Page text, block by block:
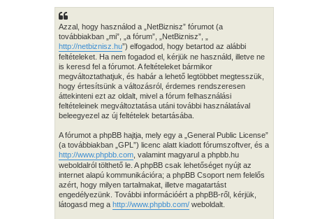
Azzal, hogy használod a „NetBiznisz” fórumot (a
továbbiakban „mi”, „a fórum”, „NetBiznisz”, „
http://netbiznisz.hu”) elfogadod, hogy betartod az alábbi
feltételeket. Ha nem fogadod el, kérjük ne használd, illetve ne
is keresd fel a fórumot. A feltételeket bármikor
megváltoztathatjuk, és habár a lehető legtöbbet megtesszük,
hogy értesítsünk a változásról, érdemes rendszeresen
áttekinteni ezt az oldalt, mivel a fórum felhasználási
feltételeinek megváltoztatása utáni további használatával
beleegyezel az új feltételek betartásába.
A fórumot a phpBB hajtja, mely egy a „General Public License”
(a továbbiakban „GPL”) licenc alatt kiadott fórumszoftver, és a
http://www.phpbb.com , valamint magyarul a phpbb.hu
weboldalról tölthető le. A phpBB csak lehetőséget nyújt az
internet alapú kommunikációra; a phpBB Csoport nem felelős
azért, hogy milyen tartalmakat, illetve magatartást
engedélyezünk. További információért a phpBB-ről, kérjük,
látogasd meg a http://www.phpbb.com/ weboldalt.